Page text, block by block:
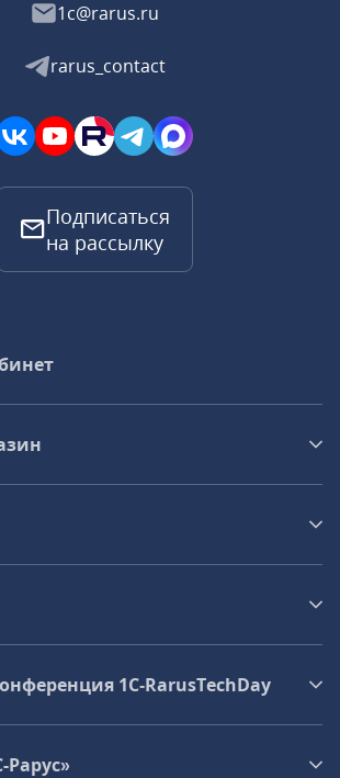
1c@rarus.ru
rarus_contact
Подписаться
на рассылку
1C‑RarusTechDay